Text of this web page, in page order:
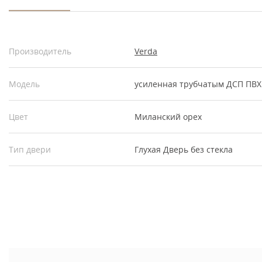
Производитель Verda
Модель усиленная трубчатым ДСП
Цвет Миланский орех
Тип двери Глухая Дверь без стекла